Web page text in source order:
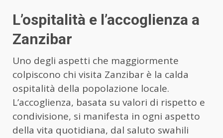
L’ospitalità e l’accoglienza a
Zanzibar
Uno degli aspetti che maggiormente
colpiscono chi visita Zanzibar è la calda
ospitalità della popolazione locale.
L’accoglienza, basata su valori di rispetto e
condivisione, si manifesta in ogni aspetto
della vita quotidiana, dal saluto swahili